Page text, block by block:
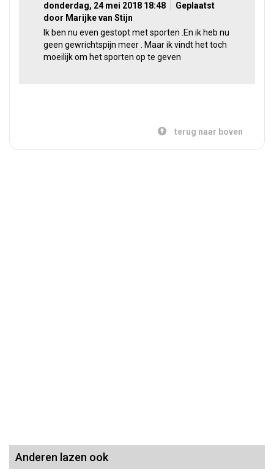
donderdag, 24 mei 2018 18:48
Geplaatst
door Marijke van Stijn
Ik ben nu even gestopt met sporten .En ik heb nu
geen gewrichtspijn meer . Maar ik vindt het toch
moeilijk om het sporten op te geven
terug naar boven
Anderen lazen ook